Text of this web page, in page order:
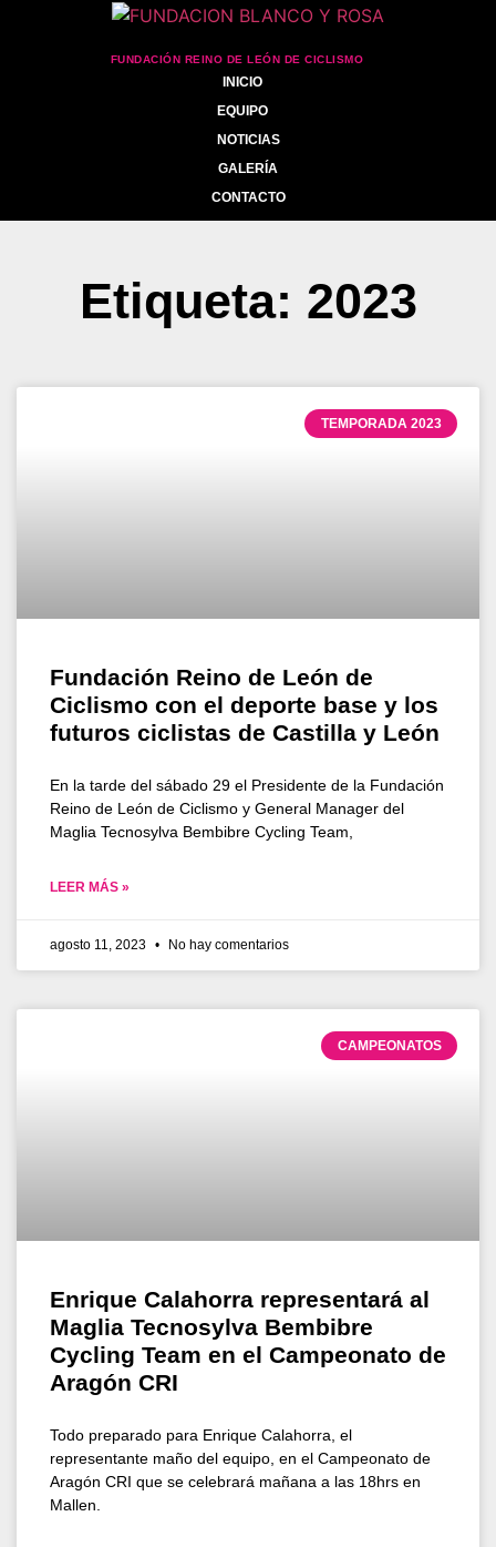
FUNDACIÓN REINO DE LEÓN DE CICLISMO
INICIO
EQUIPO
NOTICIAS
GALERÍA
CONTACTO
Etiqueta: 2023
TEMPORADA 2023
Fundación Reino de León de
Ciclismo con el deporte base y los
futuros ciclistas de Castilla y León
En la tarde del sábado 29 el Presidente de la Fundación
Reino de León de Ciclismo y General Manager del
Maglia Tecnosylva Bembibre Cycling Team,
LEER MÁS »
agosto 11, 2023 No hay comentarios
CAMPEONATOS
Enrique Calahorra representará al
Maglia Tecnosylva Bembibre
Cycling Team en el Campeonato de
Aragón CRI
Todo preparado para Enrique Calahorra, el
representante maño del equipo, en el Campeonato de
Aragón CRI que se celebrará mañana a las 18hrs en
Mallen.